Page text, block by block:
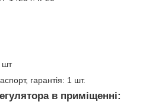
шт
гарантія: 1 шт.
в приміщенні: